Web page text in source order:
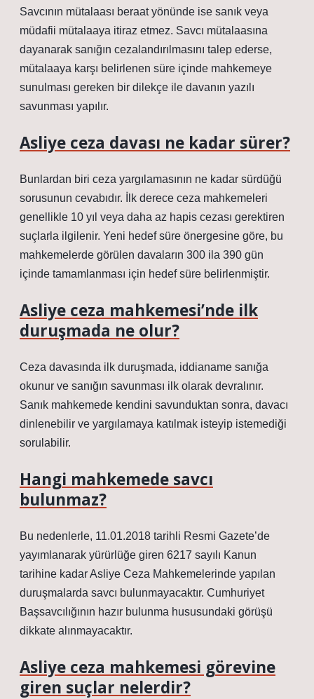
Savcının mütalaası beraat yönünde ise sanık veya
müdafii mütalaaya itiraz etmez. Savcı mütalaasına
dayanarak sanığın cezalandırılmasını talep ederse,
mütalaaya karşı belirlenen süre içinde mahkemeye
sunulması gereken bir dilekçe ile davanın yazılı
savunması yapılır.
Asliye ceza davası ne kadar sürer?
Bunlardan biri ceza yargılamasının ne kadar sürdüğü
sorusunun cevabıdır. İlk derece ceza mahkemeleri
genellikle 10 yıl veya daha az hapis cezası gerektiren
suçlarla ilgilenir. Yeni hedef süre önergesine göre, bu
mahkemelerde görülen davaların 300 ila 390 gün
içinde tamamlanması için hedef süre belirlenmiştir.
Asliye ceza mahkemesi’nde ilk
duruşmada ne olur?
Ceza davasında ilk duruşmada, iddianame sanığa
okunur ve sanığın savunması ilk olarak devralınır.
Sanık mahkemede kendini savunduktan sonra, davacı
dinlenebilir ve yargılamaya katılmak isteyip istemediği
sorulabilir.
Hangi mahkemede savcı
bulunmaz?
Bu nedenlerle, 11.01.2018 tarihli Resmi Gazete’de
yayımlanarak yürürlüğe giren 6217 sayılı Kanun
tarihine kadar Asliye Ceza Mahkemelerinde yapılan
duruşmalarda savcı bulunmayacaktır. Cumhuriyet
Başsavcılığının hazır bulunma hususundaki görüşü
dikkate alınmayacaktır.
Asliye ceza mahkemesi görevine
giren suçlar nelerdir?